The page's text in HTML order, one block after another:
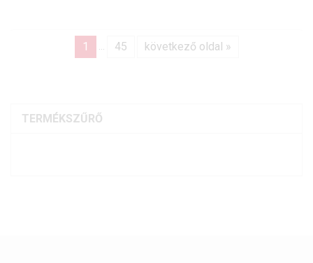
1 45 következő oldal »
TERMÉKSZŰRŐ